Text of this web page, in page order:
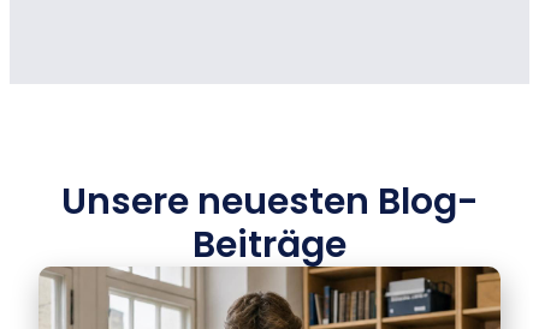
Unsere neuesten Blog-
Beiträge